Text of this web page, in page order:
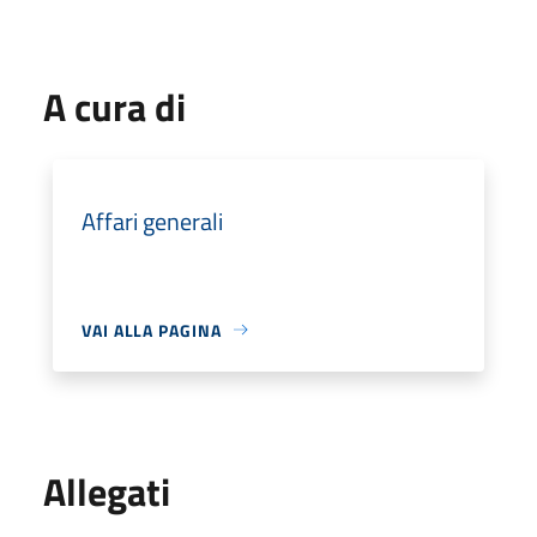
A cura di
Affari generali
VAI ALLA PAGINA
Allegati